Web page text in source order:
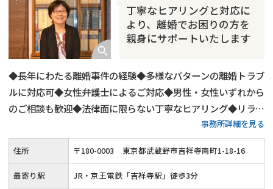
丁寧なヒアリングと対応に
より、離婚でお困りの方を
親身にサポートいたします
◆長年にわたる離婚事件の経験◆多様なパターンの離婚トラブ
ルに対応可◆女性弁護士によるご対応◆男性・女性いずれから
のご相談も歓迎◆法律面に限らない丁寧なヒアリング◆リラッ
クスした雰囲気でのご相談◆夜間・土日祝日も柔軟にご対応
◆「吉祥寺駅」から徒歩3分
事務所詳細を見る
住所 〒180-0003 東京都武蔵野市吉祥寺南町1-18-16
最寄り駅 JR・京王電鉄「吉祥寺駅」徒歩3分